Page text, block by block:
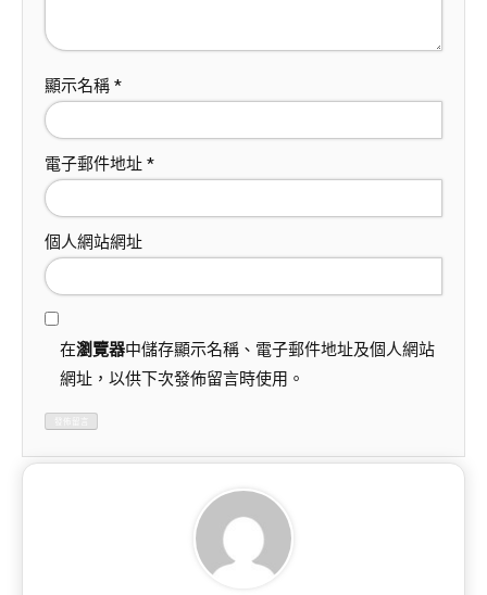
顯示名稱 *
電子郵件地址 *
個人網站網址
在瀏覽器中儲存顯示名稱、電子郵件地址及個人網站
網址，以供下次發佈留言時使用。